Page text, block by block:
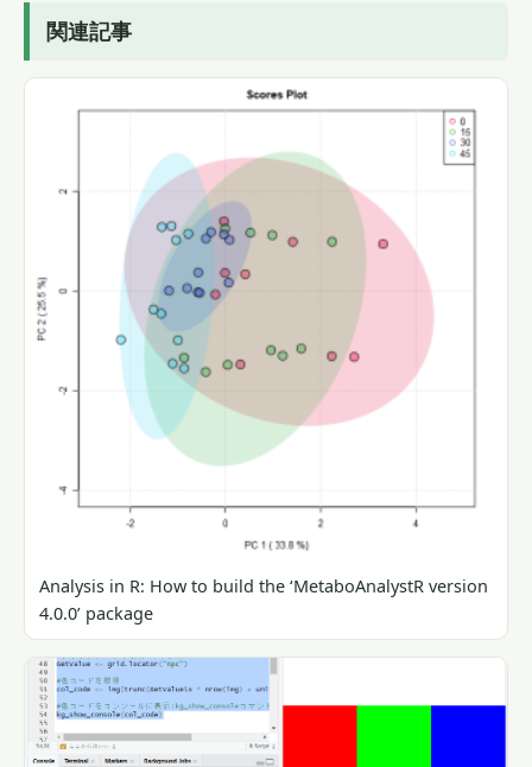
関連記事
Analysis in R: How to build the ‘MetaboAnalystR version
4.0.0’ package